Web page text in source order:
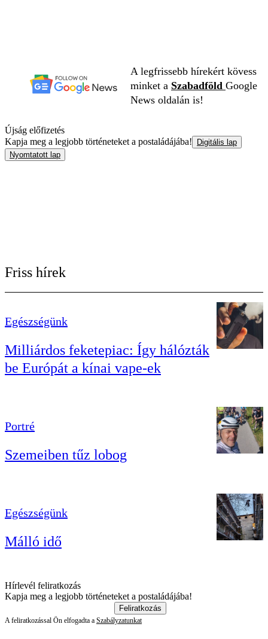
A legfrissebb hírekért kövess
minket a Szabadföld Google
News oldalán is!
Újság előfizetés
Kapja meg a legjobb történeteket a postaládájába!
Digitális lap
Nyomtatott lap
Friss hírek
Egészségünk
Milliárdos feketepiac: Így hálózták
be Európát a kínai vape-ek
Portré
Szemeiben tűz lobog
Egészségünk
Málló idő
Hírlevél feliratkozás
Kapja meg a legjobb történeteket a postaládájába!
Feliratkozás
A feliratkozással Ön elfogadta a Szabályzatunkat